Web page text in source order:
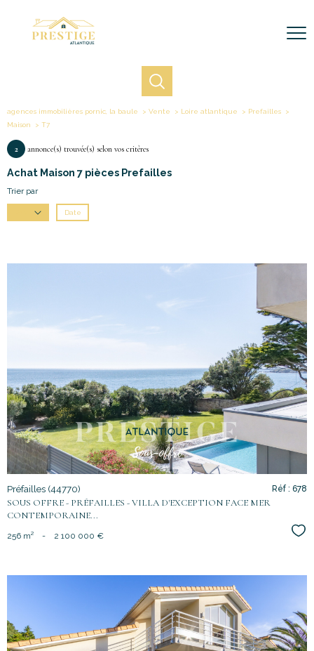
agences immobilières pornic, la baule Vente Loire atlantique
Prefailles
Maison
T7
2 annonce(s) trouvée(s) selon vos critères
Achat Maison 7 pièces Prefailles
Trier par
Date
bien
Préfailles (44770)
SOUS OFFRE - PRÉFAILLES - VILLA D'EXCEPTION FACE MER
CONTEMPORAINE...
Réf : 678
256 m² - 2 100 000 €